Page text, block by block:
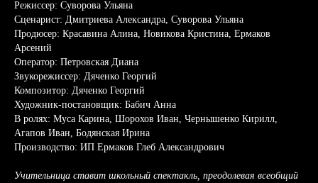
Режиссер: Суворова Ульяна
Сценарист: Дмитриева Александра, Суворова Ульяна
Продюсер: Красавина Алина, Новикова Кристина, Ермаков
Арсений
Оператор: Петровская Диана
Звукорежиссер: Дяченко Георгий
Композитор: Дяченко Георгий
Художник-постановщик: Бабич Анна
В ролях: Муса Карина, Шорохов Иван, Чернышенко Кирилл,
Агапов Иван, Бодянская Ирина
Производство: ИП Ермаков Глеб Александрович
Учительница ставит школьный спектакль, преодолевая всеобщий